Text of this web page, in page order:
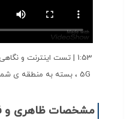
1:53 |
5G ، بسته به منطقه ی شما این تست میتواند متغیر باشد
مشخصات ظاهری و